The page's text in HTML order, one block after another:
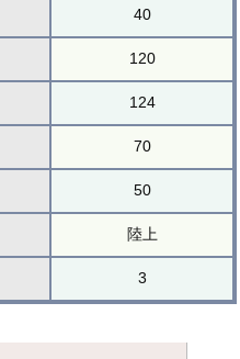
40
120
124
70
50
陸上
3